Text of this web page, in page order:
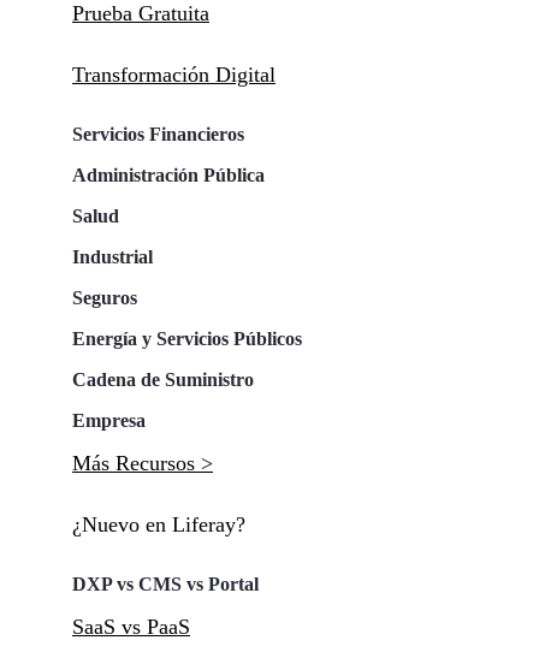
Prueba Gratuita
Transformación Digital
Servicios Financieros
Administración Pública
Salud
Industrial
Seguros
Energía y Servicios Públicos
Cadena de Suministro
Empresa
Más Recursos >
¿Nuevo en Liferay?
DXP vs CMS vs Portal
SaaS vs PaaS